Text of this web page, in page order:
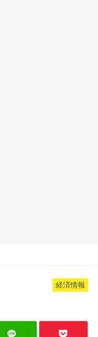
経済情報